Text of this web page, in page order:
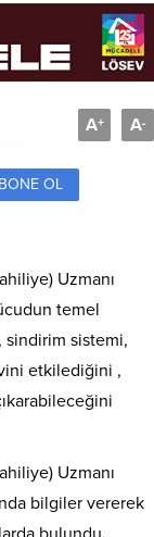
A+ A-
OL
Uzmanı
temel
sindirim sistemi,
etkilediğini ,
Uzmanı
bilgiler vererek